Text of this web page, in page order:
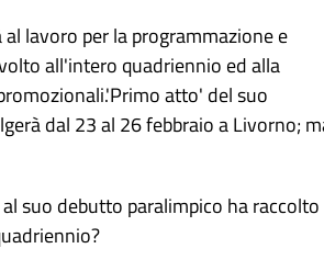
lavoro per la programmazione e
all'intero quadriennio ed alla
atto' del suo
dal 23 al 26 febbraio a Livorno;
suo debutto paralimpico ha raccolto